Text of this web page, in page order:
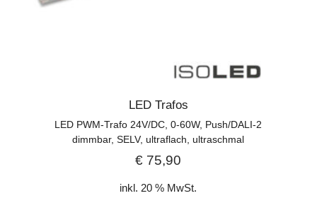
LED Trafos
LED PWM-Trafo 24V/DC, 0-60W, Push/DALI-2
dimmbar, SELV, ultraflach, ultraschmal
€ 75,90
inkl. 20 % MwSt.